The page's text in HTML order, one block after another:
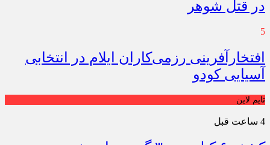
در قتل شوهر
5
افتخارآفرینی رزمی‌کاران ایلام در انتخابی
آسیایی کودو
تایم لاین
4 ساعت قبل